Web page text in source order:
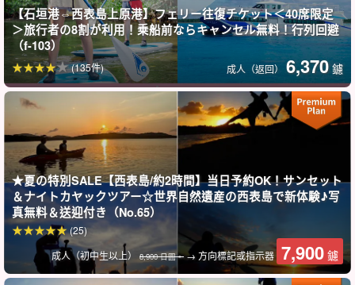
【石垣港⇔西表島上原港】フェリー往復チケット＜40席限定
＞旅行者の8割が利用！乗船前ならキャンセル無料！行列回避
（f-103）
成人（返回） 6,370 鑢
(135件)
★夏の特別SALE【西表島/約2時間】当日予約OK！サンセット
＆ナイトカヤックツアー☆世界自然遺産の西表島で新体験♪写
真無料＆送迎付き（No.65）
成人（初中生以上） 8,900 日圓。→ 方向標記或指示器 7,900 鑢
(25)